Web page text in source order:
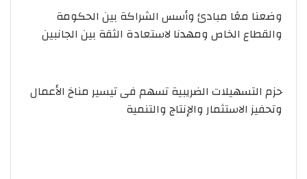
وضعنا معًا مبادئ وأسس الشراكة بين الحكومة
والقطاع الخاص ومهدنا لاستعادة الثقة بين الجانبين
حزم التسهيلات الضريبية تسهم فى تيسير مناخ الأعمال
وتحفيز الاستثمار والإنتاج والتنمية